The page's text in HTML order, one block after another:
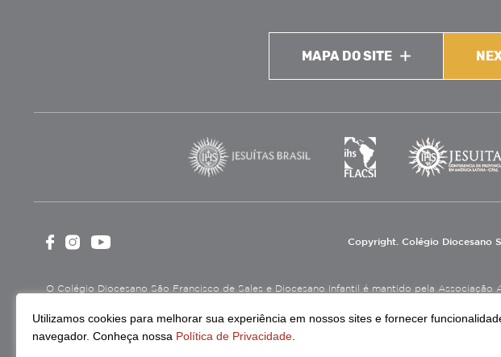
MAPA DO SITE
Copyright. Colégio Diocesano
O Colégio Diocesano São Francisco de Sales e Diocesano Infantil é mantido pela
Continue lendo
Utilizamos cookies para melhorar sua experiência em nossos sites e fornecer
navegador. Conheça nossa Política de Privacidade